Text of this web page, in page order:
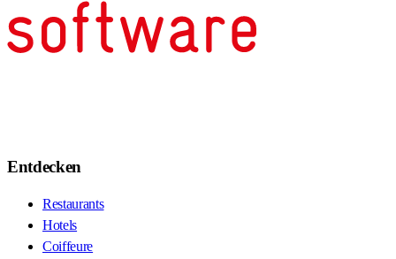
Entdecken
Restaurants
Hotels
Coiffeure